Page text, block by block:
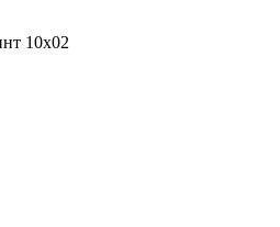
10x02